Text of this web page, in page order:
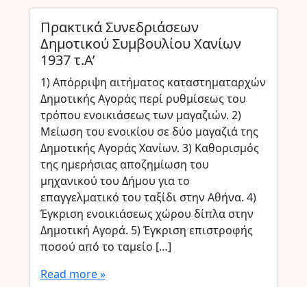
Πρακτικά Συνεδριάσεων
Δημοτικού Συμβουλίου Χανίων
1937 τ.Α’
1) Απόρριψη αιτήματος καταστηματαρχών
Δημοτικής Αγοράς περί ρυθμίσεως του
τρόπου ενοικιάσεως των μαγαζιών. 2)
Μείωση του ενοικίου σε δύο μαγαζιά της
Δημοτικής Αγοράς Χανίων. 3) Καθορισμός
της ημερήσιας αποζημίωση του
μηχανικού του Δήμου για το
επαγγελματικό του ταξίδι στην Αθήνα. 4)
Έγκριση ενοικιάσεως χώρου δίπλα στην
Δημοτική Αγορά. 5) Έγκριση επιστροφής
ποσού από το ταμείο […]
Read more »